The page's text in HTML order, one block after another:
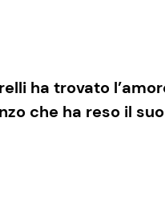
ha trovato
che ha reso il